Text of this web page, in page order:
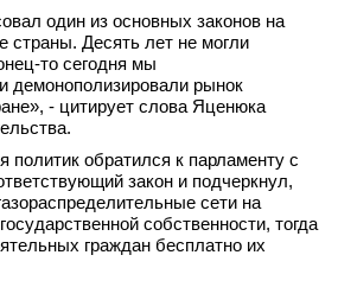
один из основных законов на
страны. Десять лет не могли
то сегодня мы
демонополизировали рынок
- цитирует слова Яценюка
политик обратился к парламенту с
закон и подчеркнул,
сети на
собственности, тогда
граждан бесплатно их